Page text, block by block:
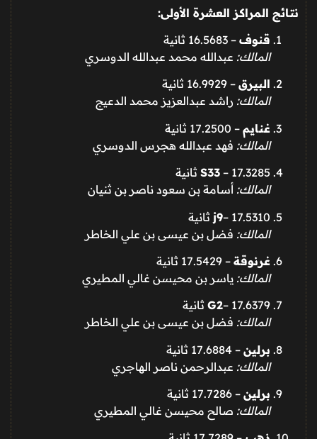
نتائج المراكز العشرة الأولى:
قنوف – 16.5683 ثانية
المالك: عبدالله محمد عبدالله الدوسري
البيرق – 16.9929 ثانية
المالك: راشد عبدالعزيز محمد الدعيج
غنايم – 17.2500 ثانية
المالك: فهد عبدالله هجرس الدوسري
S33 – 17.3285 ثانية
المالك: أسامة بن سعود ناصر بن ثنيان
j9– 17.5310 ثانية
المالك: فضل بن عيسى بن علي الخاطر
غرنوقة – 17.5429 ثانية
المالك: ياسر بن محيسن غالي المطيري
G2– 17.6379 ثانية
المالك: فضل بن عيسى بن علي الخاطر
برلين – 17.6884 ثانية
المالك: عبدالرحمن ناصر الهاجري
برلين – 17.7286 ثانية
المالك: صالح محيسن غالي المطيري